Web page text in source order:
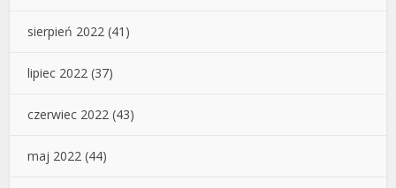
sierpień 2022 (41)
lipiec 2022 (37)
czerwiec 2022 (43)
maj 2022 (44)